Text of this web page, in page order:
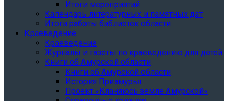
Итоги мероприятий
Календарь литературных и памятных дат
Итоги работы библиотек области
Краеведение
Краеведение
Журналы и газеты по краеведению для детей
Книги об Амурской области
Книги об Амурской области
История Приамурья
Проект «Кланяюсь земле Амурской»